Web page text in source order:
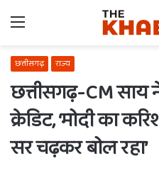
Menu
छत्तीसगढ़ राज्य
छत्तीसगढ़-CM साय ने
क्रेडिट, ‘मोदी का
सर चढ़कर बोल रहा’